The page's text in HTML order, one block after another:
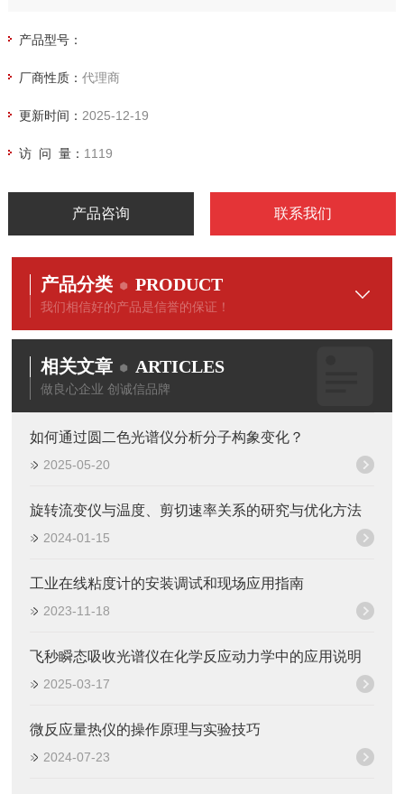
产品型号：
厂商性质： 代理商
更新时间： 2025-12-19
访 问 量： 1119
产品咨询 联系我们
产品分类 PRODUCT
我们相信好的产品是信誉的保证！
相关文章 ARTICLES
做良心企业 创诚信品牌
如何通过圆二色光谱仪分析分子构象变化？
2025-05-20
旋转流变仪与温度、剪切速率关系的研究与优化方法
2024-01-15
工业在线粘度计的安装调试和现场应用指南
2023-11-18
飞秒瞬态吸收光谱仪在化学反应动力学中的应用说明
2025-03-17
微反应量热仪的操作原理与实验技巧
2024-07-23